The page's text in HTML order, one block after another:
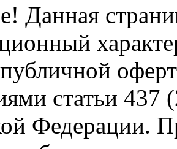
Данная
публичной
статьи 437
Федерации.